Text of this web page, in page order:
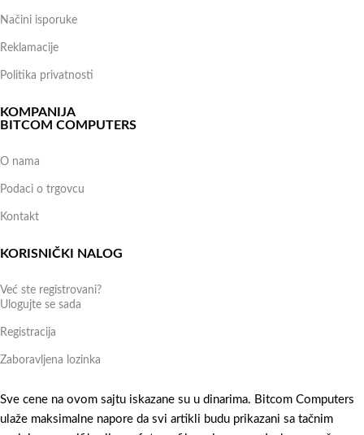
Načini isporuke
Reklamacije
Politika privatnosti
KOMPANIJA
BITCOM COMPUTERS
O nama
Podaci o trgovcu
Kontakt
KORISNIČKI NALOG
Već ste registrovani?
Ulogujte se sada
Registracija
Zaboravljena lozinka
Sve cene na ovom sajtu iskazane su u dinarima. Bitcom Computers
ulaže maksimalne napore da svi artikli budu prikazani sa tačnim